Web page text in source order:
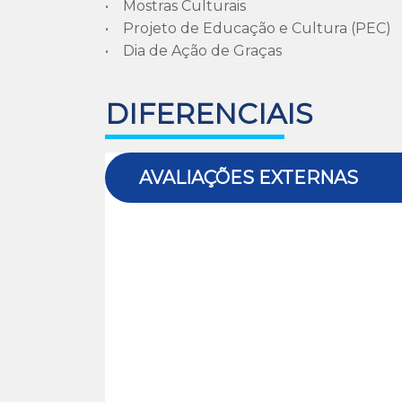
• Mostras Culturais
• Projeto de Educação e Cultura (PEC)
• Dia de Ação de Graças
DIFERENCIAIS
AVALIAÇÕES EXTERNAS